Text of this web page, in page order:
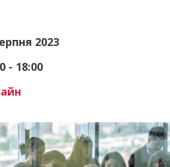
2023
- 18:00